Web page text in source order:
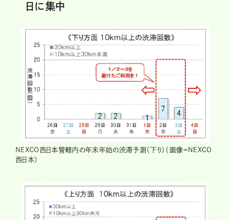
日に集中
NEXCO西日本管轄内の年末年始の渋滞予測（下り）（画像＝NEXCO
西日本）